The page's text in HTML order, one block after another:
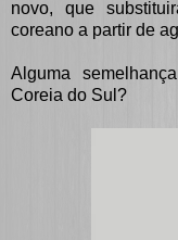
novo, que
coreano a partir de
Alguma
Coreia do Sul?